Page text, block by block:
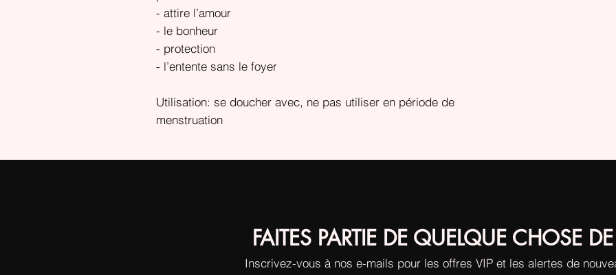
- attire l’amour
- le bonheur
- protection
- l’entente sans le foyer
Utilisation: se doucher avec, ne pas utiliser en période de
menstruation
FAITES PARTIE DE QUELQUE CHOSE
Inscrivez-vous à nos e-mails pour les offres VIP et les alertes de